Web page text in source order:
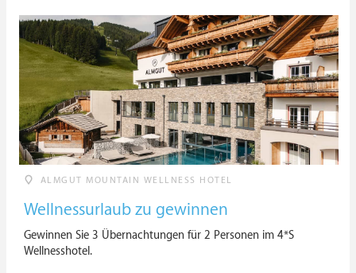
ALMGUT MOUNTAIN WELLNESS HOTEL
Wellnessurlaub zu gewinnen
Gewinnen Sie 3 Übernachtungen für 2 Personen im 4*S
Wellnesshotel.